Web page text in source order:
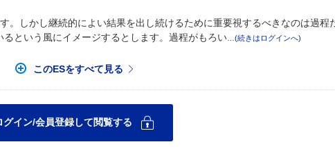
。しかし継続的によい結果を出し続けるために重要視するべきなのは過程
という風にイメージするとします。過程がもろい